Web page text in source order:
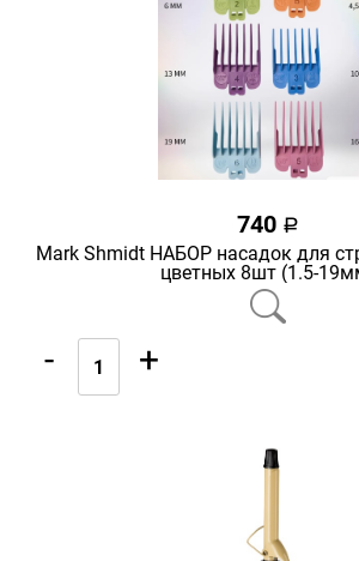
740 a
Mark Shmidt НАБОР насадок для
цветных 8шт (1.5-
- +